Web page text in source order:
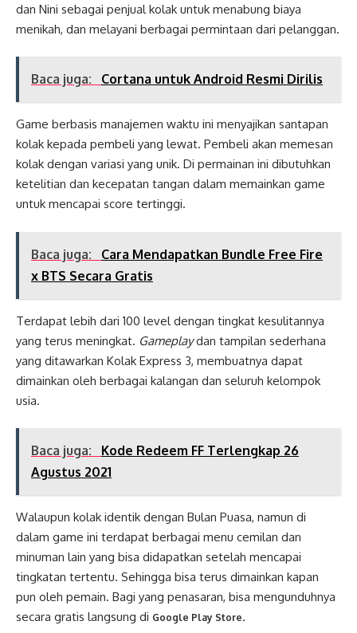
dan Nini sebagai penjual kolak untuk menabung biaya
menikah, dan melayani berbagai permintaan dari pelanggan.
Baca juga: Cortana untuk Android Resmi Dirilis
Game berbasis manajemen waktu ini menyajikan santapan
kolak kepada pembeli yang lewat. Pembeli akan memesan
kolak dengan variasi yang unik. Di permainan ini dibutuhkan
ketelitian dan kecepatan tangan dalam memainkan game
untuk mencapai score tertinggi.
Baca juga:
Cara Mendapatkan Bundle Free Fire
x BTS Secara Gratis
Terdapat lebih dari 100 level dengan tingkat kesulitannya
yang terus meningkat. Gameplaydan tampilan sederhana
yang ditawarkan Kolak Express 3, membuatnya dapat
dimainkan oleh berbagai kalangan dan seluruh kelompok
usia.
Baca juga:
Kode Redeem FF Terlengkap 26
Agustus 2021
Walaupun kolak identik dengan Bulan Puasa, namun di
dalam game ini terdapat berbagai menu cemilan dan
minuman lain yang bisa didapatkan setelah mencapai
tingkatan tertentu. Sehingga bisa terus dimainkan kapan
pun oleh pemain. Bagi yang penasaran, bisa mengunduhnya
secara gratis langsung di Google Play Store.